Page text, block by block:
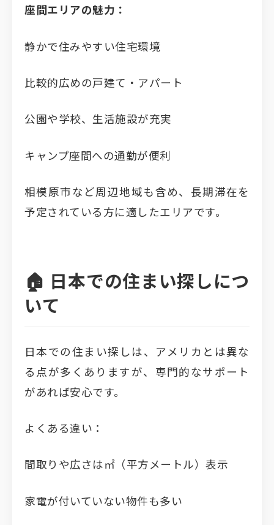
座間エリアの魅力：
静かで住みやすい住宅環境
比較的広めの戸建て・アパート
公園や学校、生活施設が充実
キャンプ座間への通勤が便利
相模原市など周辺地域も含め、長期滞在を
予定されている方に適したエリアです。
🏠 日本での住まい探しにつ
いて
日本での住まい探しは、アメリカとは異な
る点が多くありますが、専門的なサポート
があれば安心です。
よくある違い：
間取りや広さは㎡（平方メートル）表示
家電が付いていない物件も多い